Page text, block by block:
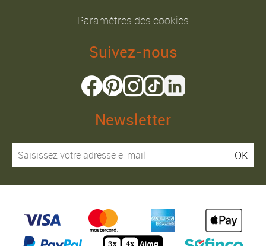
Paramètres des cookies
Suivez-nous
Newsletter
OK